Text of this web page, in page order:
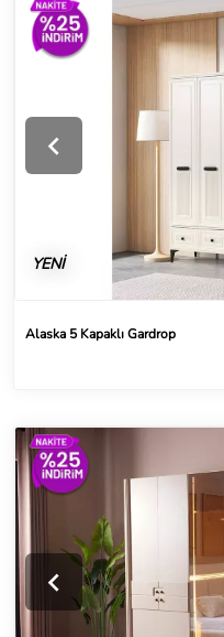
YENİ
Alaska 5 Kapaklı Gardrop